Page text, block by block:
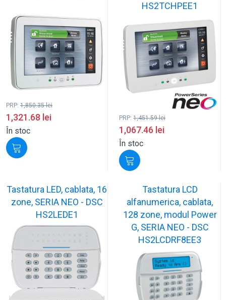
PRP: 1,850.35lei
1,321.68 lei
În stoc
HS2TCHPEE1
PRP: 1,451.59lei
1,067.46 lei
În stoc
Tastatura LED, cablata, 16
zone, SERIA NEO - DSC
HS2LEDE1
Tastatura LCD
alfanumerica, cablata,
128 zone, modul Power
G, SERIA NEO - DSC
HS2LCDRF8EE3